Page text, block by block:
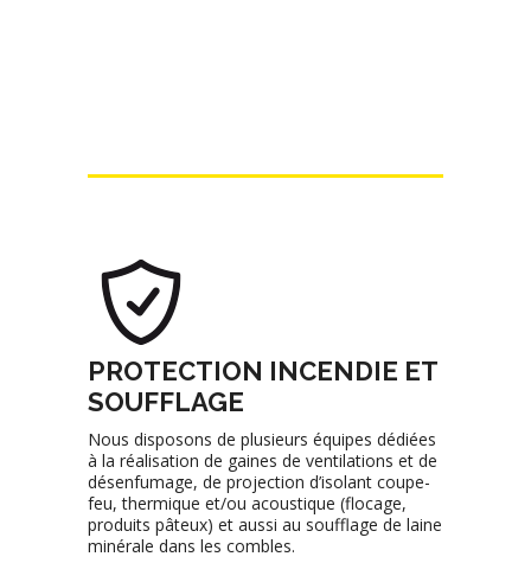
PROTECTION INCENDIE ET
SOUFFLAGE
Nous disposons de plusieurs équipes dédiées
à la réalisation de gaines de ventilations et de
désenfumage, de projection d’isolant coupe-
feu, thermique et/ou acoustique (flocage,
produits pâteux) et aussi au soufflage de laine
minérale dans les combles.